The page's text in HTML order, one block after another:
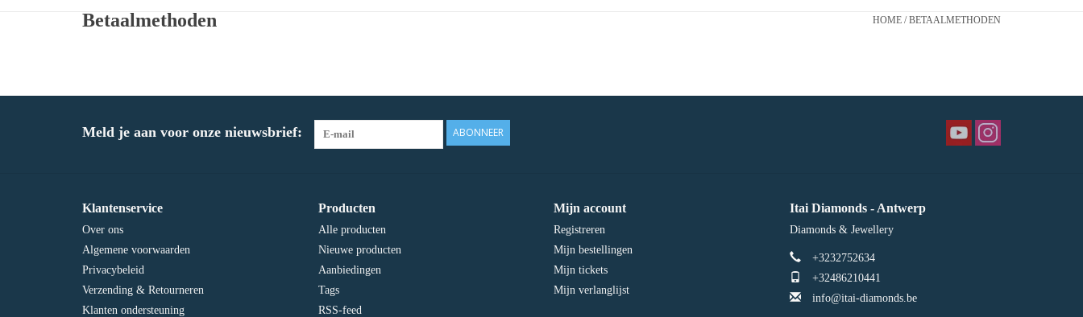
Betaalmethoden HOME /BETAALMETHODEN
Meld je aan voor onze nieuwsbrief: ABONNEER
Klantenservice
Over ons
Algemene voorwaarden
Privacybeleid
Verzending & Retourneren
Klanten ondersteuning
Producten
Alle producten
Nieuwe producten
Aanbiedingen
Tags
RSS-feed
Mijn account
Registreren
Mijn bestellingen
Mijn tickets
Mijn verlanglijst
Itai Diamonds - Antwerp
Diamonds & Jewellery
+3232752634
+32486210441
info@itai-diamonds.be